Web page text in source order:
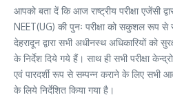
आपको बता दें कि आज राष्ट्रीय परीक्षा एजेंसी
NEET(UG) की पुनः परीक्षा को सकुशल रूप से
देहरादून द्वारा सभी अधीनस्थ अधिकारियों को
के निर्देश दिये गये हैं। साथ ही सभी परीक्षा केन्द्रो
एवं पारदर्शी रूप से सम्पन्न कराने के लिए सभी
के लिये निर्देशित किया गया है।